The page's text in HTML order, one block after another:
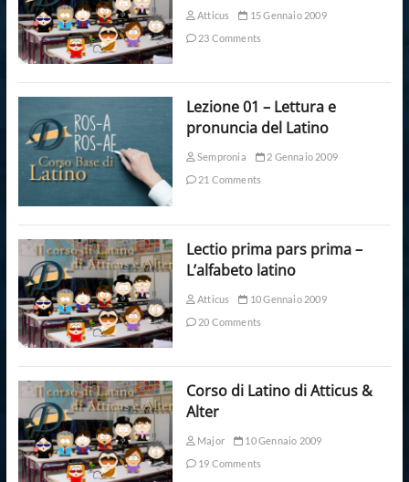
Atticus
15 Gennaio 2009
23 Comments
Lezione 01 – Lettura e
pronuncia del Latino
Sempronia
2 Gennaio 2009
21 Comments
Lectio prima pars prima –
L’alfabeto latino
Atticus
10 Gennaio 2009
20 Comments
Corso di Latino di Atticus &
Alter
Major
10 Gennaio 2009
19 Comments